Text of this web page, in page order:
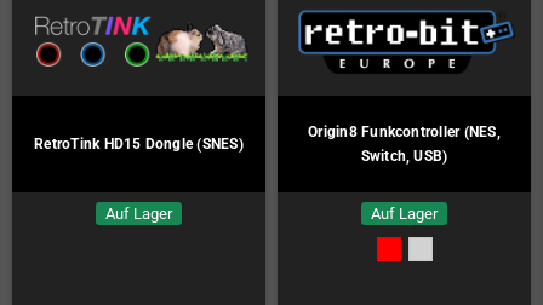
RetroTink HD15 Dongle (SNES)
Auf Lager
Origin8 Funkcontroller (NES,
Switch, USB)
Auf Lager